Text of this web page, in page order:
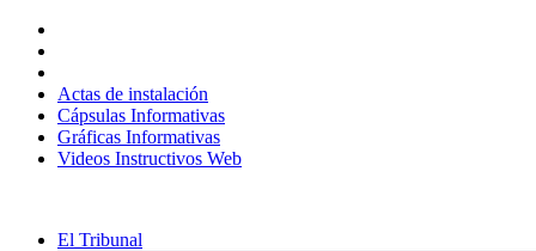
contenido
Actas de instalación
Cápsulas Informativas
Gráficas Informativas
Videos Instructivos Web
El Tribunal